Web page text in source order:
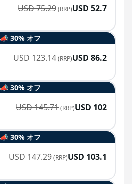
USD75.29(RRP)USD 52.7
📣 30% オフ
USD123.14(RRP)USD 86.2
📣 30% オフ
USD145.71(RRP)USD 102
📣 30% オフ
USD147.29(RRP)USD 103.1